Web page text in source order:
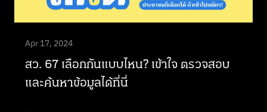
Apr 17, 2024
สว. 67 เลือกกันแบบไหน? เข้าใจ ตรวจสอบ
และค้นหาข้อมูลได้ที่นี่